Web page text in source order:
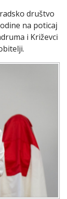
društvo
na poticaj
i Križevci